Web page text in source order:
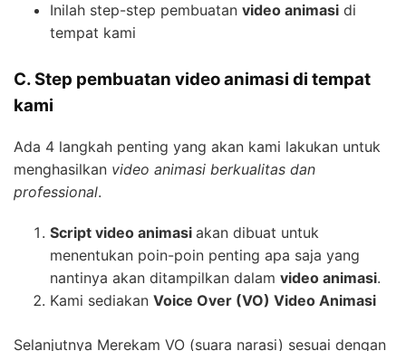
Inilah step-step pembuatan video animasi di
tempat kami
C. Step pembuatan video animasi di tempat
kami
Ada 4 langkah penting yang akan kami lakukan untuk
menghasilkan video animasi berkualitas dan
professional.
Script video animasi akan dibuat untuk
menentukan poin-poin penting apa saja yang
nantinya akan ditampilkan dalam video animasi.
Kami sediakan Voice Over (VO) Video Animasi
Selanjutnya Merekam VO (suara narasi) sesuai dengan